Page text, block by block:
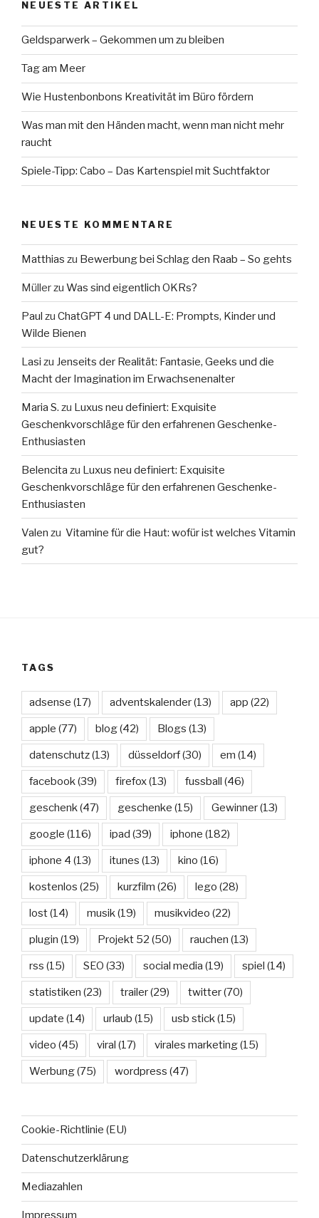
NEUESTE ARTIKEL
Geldsparwerk – Gekommen um zu bleiben
Tag am Meer
Wie Hustenbonbons Kreativität im Büro fördern
Was man mit den Händen macht, wenn man nicht mehr
raucht
Spiele-Tipp: Cabo – Das Kartenspiel mit Suchtfaktor
NEUESTE KOMMENTARE
Matthias zu Bewerbung bei Schlag den Raab – So gehts
Müllerzu Was sind eigentlich OKRs?
Paul zu ChatGPT 4 und DALL-E: Prompts, Kinder und
Wilde Bienen
Lasi zu Jenseits der Realität: Fantasie, Geeks und die
Macht der Imagination im Erwachsenenalter
Maria S. zu Luxus neu definiert: Exquisite
Geschenkvorschläge für den erfahrenen Geschenke-
Enthusiasten
Belencita zu Luxus neu definiert: Exquisite
Geschenkvorschläge für den erfahrenen Geschenke-
Enthusiasten
Valen zu Vitamine für die Haut: wofür ist welches Vitamin
gut?
TAGS
adsense (17) adventskalender(13) app (22)
apple (77) blog(42) Blogs (13)
datenschutz(13) düsseldorf(30) em (14)
facebook(39) firefox(13) fussball (46)
geschenk(47) geschenke (15) Gewinner(13)
google (116) ipad (39) iphone (182)
iphone 4 (13) itunes (13) kino (16)
kostenlos (25) kurzfilm (26) lego (28)
lost(14) musik(19) musikvideo (22)
plugin (19) Projekt 52 (50) rauchen (13)
rss (15) SEO (33) social media (19) spiel (14)
statistiken (23) trailer(29) twitter(70)
update (14) urlaub (15) usb stick(15)
video (45) viral (17) virales marketing(15)
Werbung(75) wordpress (47)
Cookie-Richtlinie (EU)
Datenschutzerklärung
Mediazahlen
Impressum